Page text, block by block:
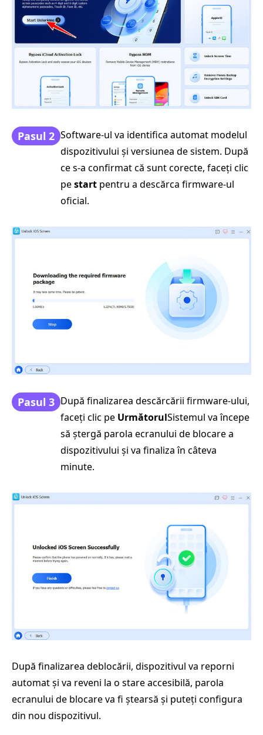
Pasul 2 Software-ul va identifica automat modelul
dispozitivului și versiunea de sistem. După
ce s-a confirmat că sunt corecte, faceți clic
pestart pentru a descărca firmware-ul
oficial.
Pasul 3 După finalizarea descărcării firmware-ului,
faceți clic pe UrmătorulSistemul va începe
să ștergă parola ecranului de blocare a
dispozitivului și va finaliza în câteva
minute.
După finalizarea deblocării, dispozitivul va reporni
automat și va reveni la o stare accesibilă, parola
ecranului de blocare va fi ștearsă și puteți configura
din nou dispozitivul.